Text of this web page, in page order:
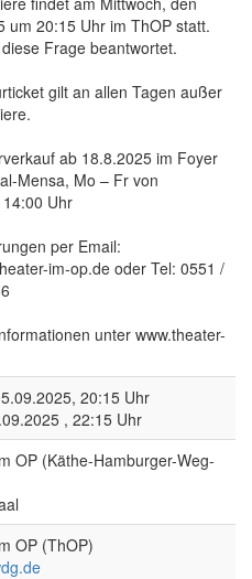
um 20:15 Uhr im ThOP statt.
Frage beantwortet.
gilt an allen Tagen außer
ab 18.8.2025 im Foyer
Mensa, Mo – Fr von
Uhr
per Email:
im-op.de oder Tel: 0551 /
unter www.theater-
20:15 Uhr
, 22:15 Uhr
OP (Käthe-Hamburger-Weg-
OP (ThOP)